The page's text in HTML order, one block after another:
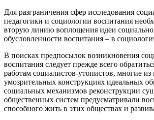
Для разграничения сфер исследования
педагогики и социологии воспитания
вторую линию воплощения идеи
обусловленности воспитания – в
В поисках предпосылок возникновения
воспитания следует прежде всего
работам социалистов-утопистов, многие из
умозрительных конструкциях идеальных
социальных механизмов реконструкции
общественных систем предусматривали
способного жить в этих обществах и